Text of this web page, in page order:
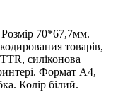
Розмір 70*67,7мм.
товарів,
силіконова
Формат А4,
Колір білий.